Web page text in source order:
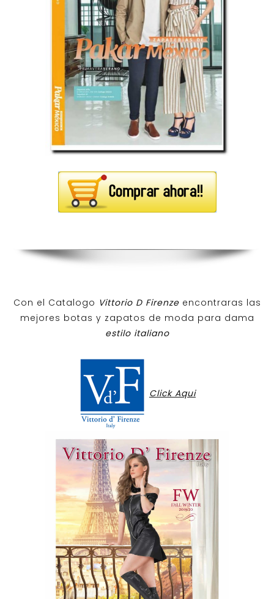
Con el Catalogo Vittorio D Firenzeencontraras las
mejores botas y zapatos de moda para dama
estilo italiano
Click Aqui